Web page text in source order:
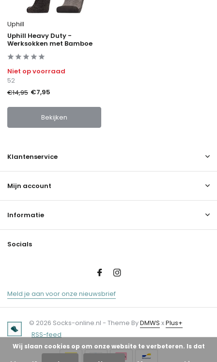
Uphill
Uphill Heavy Duty -
Werksokken met Bamboe
Niet op voorraad
52
€14,95 €7,95
Bekijken
Klantenservice
Mijn account
Informatie
Socials
Meld je aan voor onze nieuwsbrief
© 2026 Socks-online.nl - Theme ByDMWS xPlus+
RSS-feed
Wij slaan cookies op om onze website te verbeteren. Is dat